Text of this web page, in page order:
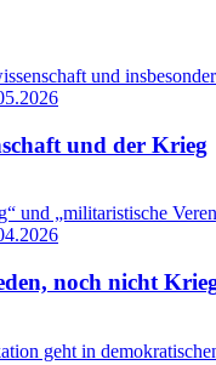
und
und der Krieg
und „militaristische
noch nicht
geht in